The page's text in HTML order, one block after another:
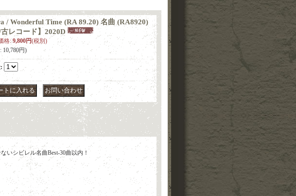
/ Wonderful Time (RA 89.20) 名曲 (RA8920)
古レコード】2020D
格: 9,800円(税別)
: 10,780円)
:
｜
いシビレル名曲Best-30曲以内！